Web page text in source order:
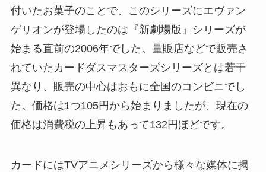
付いたお菓子のことで、このシリーズにエヴァン
ゲリオンが登場したのは『新劇場版』シリーズが
始まる直前の2006年でした。量販店などで販売さ
れていたカードダスマスターズシリーズとは若干
異なり、販売の中心はおもに全国のコンビニでし
た。価格は1つ105円から始まりましたが、現在の
価格は消費税の上昇もあって132円ほどです。
カードにはTVアニメシリーズから様々な媒体に掲